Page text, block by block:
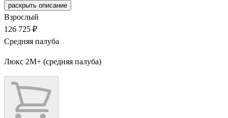
раскрыть описание
Взрослый
126 725 ₽
Средняя палуба
Люкс 2М+ (средняя палуба)